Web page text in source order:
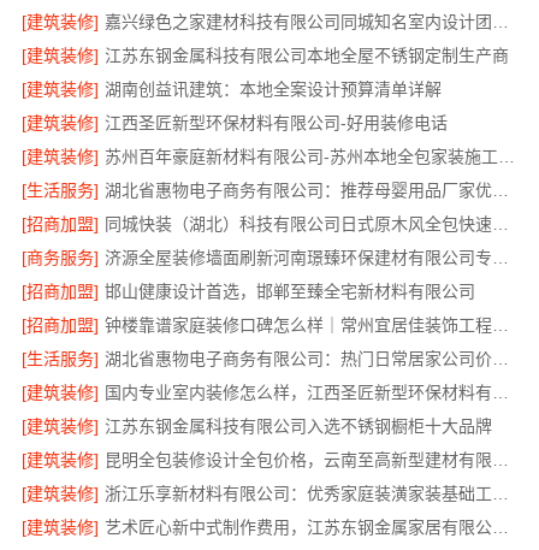
[建筑装修]
[建筑装修] 江苏东钢金属科技有限公司本地全屋不锈钢定制生产商
[建筑装修] 湖南创益讯建筑：本地全案设计预算清单详解
[建筑装修] 江西圣匠新型环保材料有限公司-好用装修电话
[建筑装修]
[生活服务]
湖北省惠物电子商务有限公司：推荐母婴用品厂家优缺点汇总
[招商加盟]
同城快装（湖北）科技有限公司日式原木风全包快速落地
[商务服务]
[招商加盟] 邯山健康设计首选，邯郸至臻全宅新材料有限公司
[招商加盟]
钟楼靠谱家庭装修口碑怎么样｜常州宜居佳装饰工程有限公司
[生活服务]
湖北省惠物电子商务有限公司：热门日常居家公司价格参考
[建筑装修]
[建筑装修] 江苏东钢金属科技有限公司入选不锈钢橱柜十大品牌
[建筑装修]
[建筑装修]
[建筑装修]
艺术匠心新中式制作费用，江苏东钢金属家居有限公司透明报价